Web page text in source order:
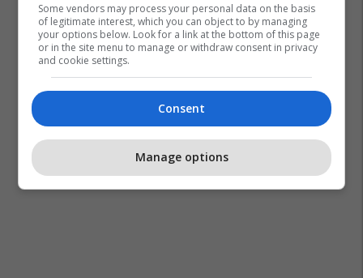
Some vendors may process your personal data on the basis
of legitimate interest, which you can object to by managing
your options below. Look for a link at the bottom of this page
or in the site menu to manage or withdraw consent in privacy
and cookie settings.
Consent
Manage options